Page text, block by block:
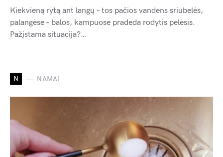
Kiekvieną rytą ant langų – tos pačios vandens sriubelės,
palangėse – balos, kampuose pradeda rodytis pelėsis.
Pažįstama situacija?…
N NAMAI